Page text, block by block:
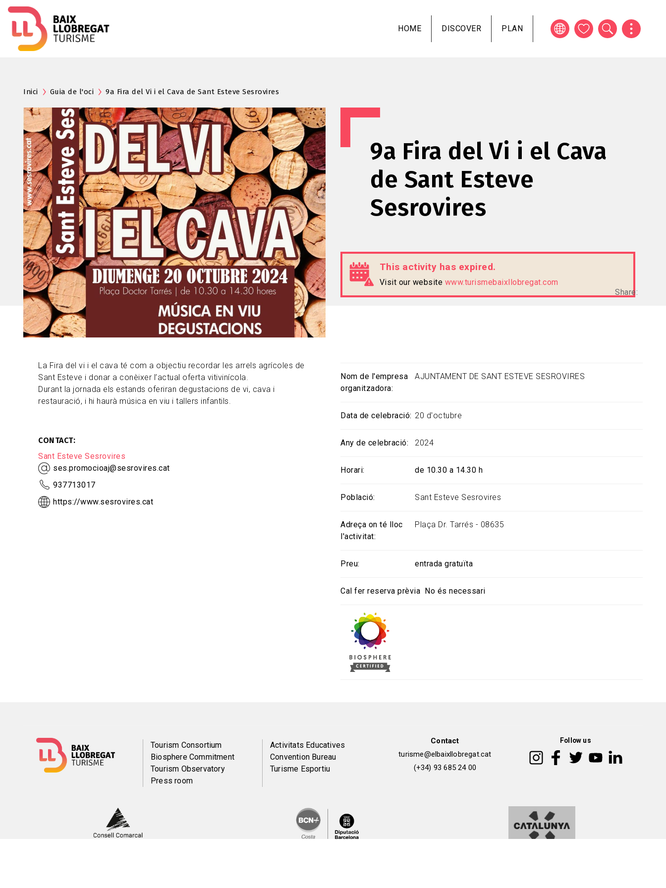
HOME DISCOVER PLAN
Inici Guia de l'oci 9a Fira del Vi i el Cava de Sant Esteve Sesrovires
9a Fira del Vi i el Cava
de Sant Esteve
Sesrovires
This activity has expired.
Visit our website www.turismebaixllobregat.com
Share:
La Fira del vi i el cava té com a objectiu recordar les arrels agrícoles de
Sant Esteve i donar a conèixer l’actual oferta vitivinícola.
Durant la jornada els estands oferiran degustacions de vi, cava i
restauració, i hi haurà música en viu i tallers infantils.
CONTACT
Sant Esteve Sesrovires
ses.promocioaj@sesrovires.cat
937713017
https://www.sesrovires.cat
Nom de l'empresa
organitzadora
AJUNTAMENT DE SANT ESTEVE SESROVIRES
Data de celebració 20 d'octubre
Any de celebració 2024
Horari de 10.30 a 14.30 h
Població Sant Esteve Sesrovires
Adreça on té lloc
l'activitat
Plaça Dr. Tarrés - 08635
Preu entrada gratuïta
Cal fer reserva prèvia No és necessari
Menú
del
Tourism Consortium
Biosphere Commitment
Tourism Observatory
Press room
Peu
de
Activitats Educatives
Convention Bureau
Turisme Esportiu
Contact
turisme@elbaixllobregat.cat
(+34) 93 685 24 00
Follow us